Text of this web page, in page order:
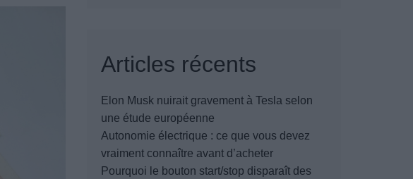
Articles récents
Elon Musk nuirait gravement à Tesla selon
une étude européenne
Autonomie électrique : ce que vous devez
vraiment connaître avant d’acheter
Pourquoi le bouton start/stop disparaît des